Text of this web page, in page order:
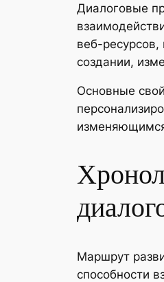
Диалоговые
веб-
создании,
Основные
Маршрут
способности